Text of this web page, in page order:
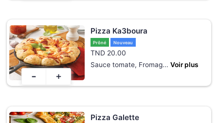
Pizza Ka3boura
Prôné Nouveau
TND 20.00
Sauce tomate, Fromag... Voir plus
- +
Pizza Galette